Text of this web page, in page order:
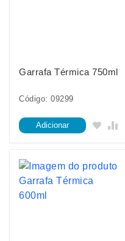
Garrafa Térmica 750ml
Código: 09299
Adicionar